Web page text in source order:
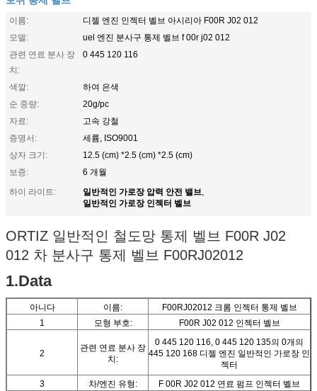
이름:
디젤 엔진 인젝터 벨브 아시리아 F00R J02 012
모델:
uel 엔진 분사구 통제 벨브 f 00r j02 012
관련 연료 분사 장
치:
0 445 120 116
색깔:
하여 은색
순 중량:
20g/pc
자료:
고속 강철
증명서:
세륨, ISO9001
상자 크기:
12.5 (cm) *2.5 (cm) *2.5 (cm)
보증:
6 개월
하이 라이트:
일반적인 가로장 압력 안전 밸브,
일반적인 가로장 인젝터 벨브
ORTIZ 일반적인 철도망 통제 벨브 F00R J02
012 차 분사구 통제 벨브 F00RJ02012
1.Data
아니다 이름:
F00RJ02012 크롬 인젝터 통제 벨브
1
모형 부호: F00R J02 012 인젝터 벨브
2
관련 연료 분사 장
치:
0 445 120 116, 0 445 120 135의 0개의
445 120 168 디젤 엔진 일반적인 가로장 인
젝터
3
차/엔진 유형:
F 00R J02 012 연료 펌프 인젝터 벨브